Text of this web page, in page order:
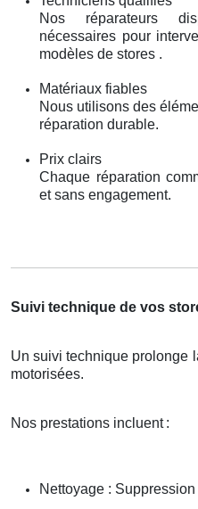
Nos réparateurs
nécessaires pour
modèles de stores .
Matériaux fiables
Nous utilisons des
réparation durable.
Prix clairs
Chaque réparation
et sans engagement.
Suivi technique de vos
Un suivi technique prolonge
motorisées.
Nos prestations incluent :
Nettoyage :